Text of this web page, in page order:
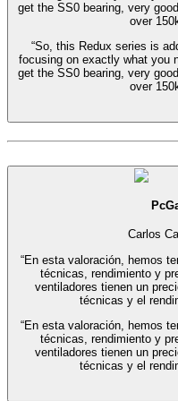
get the SS0 bearing, very
over
“So, this Redux series is
focusing on exactly what you
get the SS0 bearing, very
over
Carlos
“En esta valoración, hemos
técnicas, rendimiento y
ventiladores tienen un
técnicas y el
“En esta valoración, hemos
técnicas, rendimiento y
ventiladores tienen un
técnicas y el